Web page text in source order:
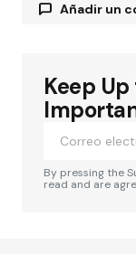
Añadir un
Tu dirección
publicada.
marcados
Comentario*
Keep
By pressing the
read and are